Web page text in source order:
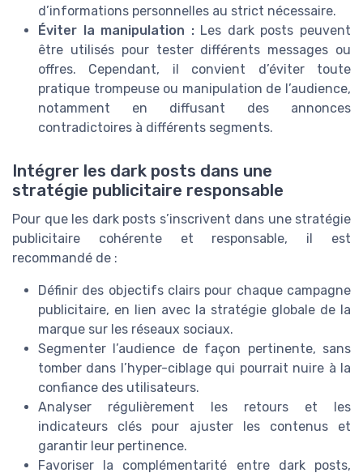
d’informations personnelles au strict nécessaire.
Éviter la manipulation :Les dark posts peuvent
être utilisés pour tester différents messages ou
offres. Cependant, il convient d’éviter toute
pratique trompeuse ou manipulation de l’audience,
notamment en diffusant des annonces
contradictoires à différents segments.
Intégrer les dark posts dans une
stratégie publicitaire responsable
Pour que les dark posts s’inscrivent dans une stratégie
publicitaire cohérente et responsable, il est
recommandé de :
Définir des objectifs clairs pour chaque campagne
publicitaire, en lien avec la stratégie globale de la
marque sur les réseaux sociaux.
Segmenter l’audience de façon pertinente, sans
tomber dans l’hyper-ciblage qui pourrait nuire à la
confiance des utilisateurs.
Analyser régulièrement les retours et les
indicateurs clés pour ajuster les contenus et
garantir leur pertinence.
Favoriser la complémentarité entre dark posts,